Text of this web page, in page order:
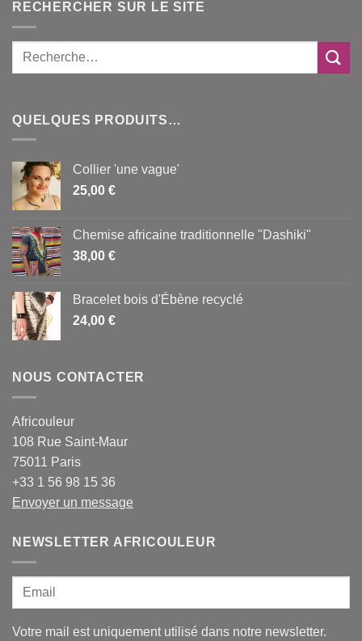
RECHERCHER SUR LE SITE
QUELQUES PRODUITS…
Collier 'une vague'
25,00 €
Chemise africaine traditionnelle "Dashiki"
38,00 €
Bracelet bois d'Ébène recyclé
24,00 €
NOUS CONTACTER
Africouleur
108 Rue Saint-Maur
75011 Paris
+33 1 56 98 15 36
Envoyer un message
NEWSLETTER AFRICOULEUR
Votre mail est uniquement utilisé dans notre newsletter.